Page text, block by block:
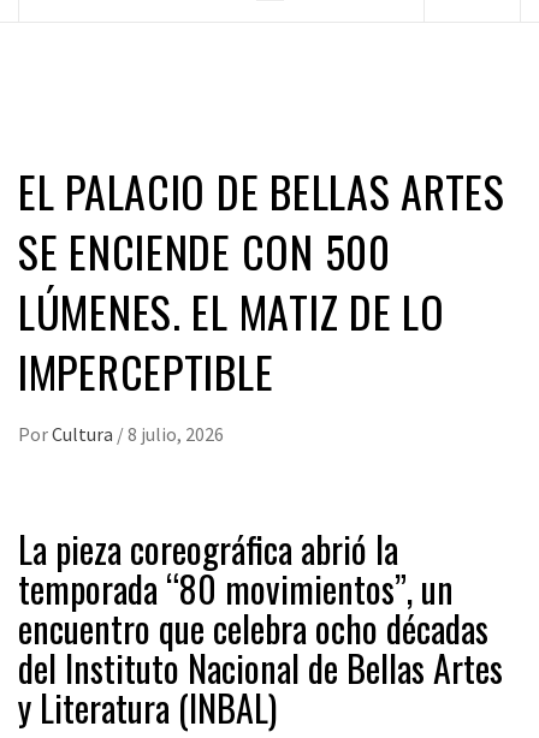
EL PALACIO DE BELLAS ARTES
SE ENCIENDE CON 500
LÚMENES. EL MATIZ DE LO
IMPERCEPTIBLE
PorCultura /8 julio, 2026
La pieza coreográfica abrió la
temporada “80 movimientos”, un
encuentro que celebra ocho décadas
del Instituto Nacional de Bellas Artes
y Literatura (INBAL)